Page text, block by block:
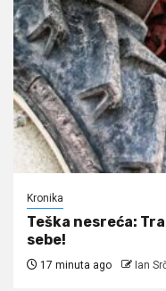
Kronika
Teška nesreća:
sebe!
17 minuta ago Ian